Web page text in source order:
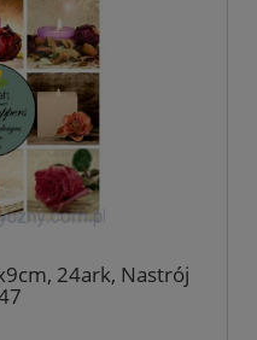
24ark, Nastrój